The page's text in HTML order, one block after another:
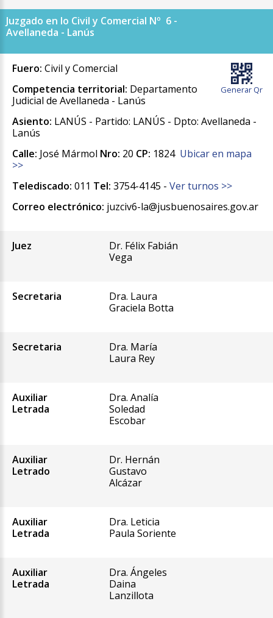
Juzgado en lo Civil y Comercial Nº 6 -
Avellaneda - Lanús
Generar Qr
Fuero: Civil y Comercial
Competencia territorial: Departamento
Judicial de Avellaneda - Lanús
Asiento: LANÚS - Partido: LANÚS - Dpto: Avellaneda -
Lanús
Calle: José Mármol Nro: 20 CP: 1824 Ubicar en mapa
>>
Telediscado: 011 Tel: 3754-4145 - Ver turnos >>
Correo electrónico: juzciv6-la@jusbuenosaires.gov.ar
Juez
Dr. Félix Fabián
Vega
Secretaria
Dra. Laura
Graciela Botta
Secretaria
Dra. María
Laura Rey
Auxiliar
Letrada
Dra. Analía
Soledad
Escobar
Auxiliar
Letrado
Dr. Hernán
Gustavo
Alcázar
Auxiliar
Letrada
Dra. Leticia
Paula Soriente
Auxiliar
Letrada
Dra. Ángeles
Daina
Lanzillota